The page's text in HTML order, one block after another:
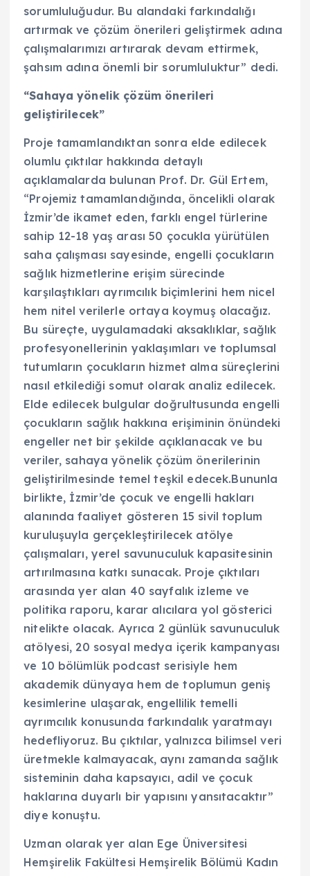
sorumluluğudur. Bu alandaki farkındalığı
artırmak ve çözüm önerileri geliştirmek adına
çalışmalarımızı artırarak devam ettirmek,
şahsım adına önemli bir sorumluluktur” dedi.
“Sahaya yönelik çözüm önerileri
geliştirilecek”
Proje tamamlandıktan sonra elde edilecek
olumlu çıktılar hakkında detaylı
açıklamalarda bulunan Prof. Dr. Gül Ertem,
“Projemiz tamamlandığında, öncelikli olarak
İzmir’de ikamet eden, farklı engel türlerine
sahip 12-18 yaş arası 50 çocukla yürütülen
saha çalışması sayesinde, engelli çocukların
sağlık hizmetlerine erişim sürecinde
karşılaştıkları ayrımcılık biçimlerini hem nicel
hem nitel verilerle ortaya koymuş olacağız.
Bu süreçte, uygulamadaki aksaklıklar, sağlık
profesyonellerinin yaklaşımları ve toplumsal
tutumların çocukların hizmet alma süreçlerini
nasıl etkilediği somut olarak analiz edilecek.
Elde edilecek bulgular doğrultusunda engelli
çocukların sağlık hakkına erişiminin önündeki
engeller net bir şekilde açıklanacak ve bu
veriler, sahaya yönelik çözüm önerilerinin
geliştirilmesinde temel teşkil edecek.Bununla
birlikte, İzmir’de çocuk ve engelli hakları
alanında faaliyet gösteren 15 sivil toplum
kuruluşuyla gerçekleştirilecek atölye
çalışmaları, yerel savunuculuk kapasitesinin
artırılmasına katkı sunacak. Proje çıktıları
arasında yer alan 40 sayfalık izleme ve
politika raporu, karar alıcılara yol gösterici
nitelikte olacak. Ayrıca 2 günlük savunuculuk
atölyesi, 20 sosyal medya içerik kampanyası
ve 10 bölümlük podcast serisiyle hem
akademik dünyaya hem de toplumun geniş
kesimlerine ulaşarak, engellilik temelli
ayrımcılık konusunda farkındalık yaratmayı
hedefliyoruz. Bu çıktılar, yalnızca bilimsel veri
üretmekle kalmayacak, aynı zamanda sağlık
sisteminin daha kapsayıcı, adil ve çocuk
haklarına duyarlı bir yapısını yansıtacaktır”
diye konuştu.
Uzman olarak yer alan Ege Üniversitesi
Hemşirelik Fakültesi Hemşirelik Bölümü Kadın